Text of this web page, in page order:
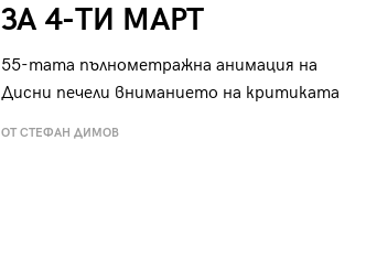
ЗА 4-ТИ МАРТ
55-тата пълнометражна анимация на
Дисни печели вниманието на критиката
ОТ СТЕФАН ДИМОВ